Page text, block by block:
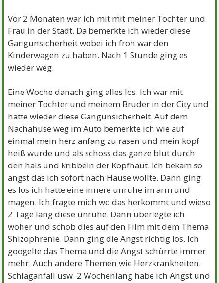
Vor 2 Monaten war ich mit mit meiner Tochter und
Frau in der Stadt. Da bemerkte ich wieder diese
Gangunsicherheit wobei ich froh war den
Kinderwagen zu haben. Nach 1 Stunde ging es
wieder weg.
Eine Woche danach ging alles los. Ich war mit
meiner Tochter und meinem Bruder in der City und
hatte wieder diese Gangunsicherheit. Auf dem
Nachahuse weg im Auto bemerkte ich wie auf
einmal mein herz anfang zu rasen und mein kopf
heiß wurde und als schoss das ganze blut durch
den hals und kribbeln der Kopfhaut. Ich bekam so
angst das ich sofort nach Hause wollte. Dann ging
es los ich hatte eine innere unruhe im arm und
magen. Ich fragte mich wo das herkommt und wieso
2 Tage lang diese unruhe. Dann überlegte ich
woher und schob dies auf den Film mit dem Thema
Shizophrenie. Dann ging die Angst richtig los. Ich
googelte das Thema und die Angst schürrte immer
mehr. Auch andere Themen wie Herzkrankheiten.
Schlaganfall usw. 2 Wochenlang habe ich Angst und